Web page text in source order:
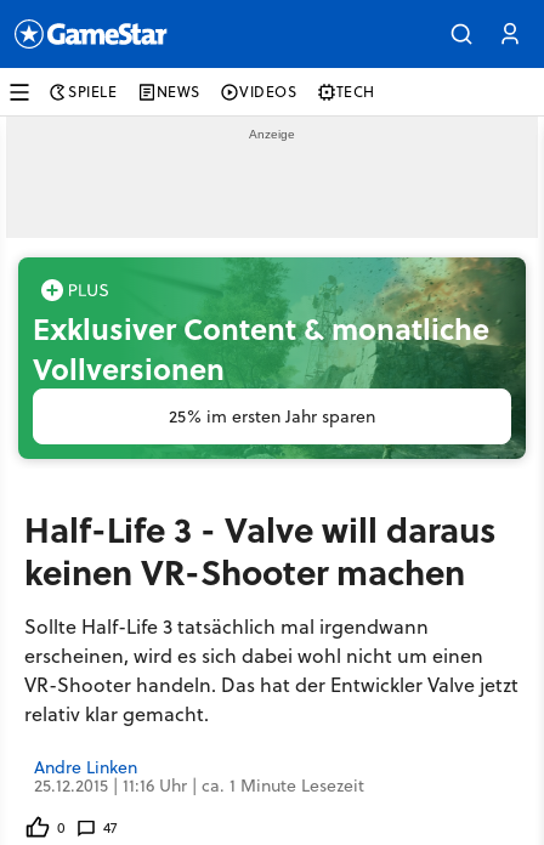
SPIELE NEWS VIDEOS TECH
Exklusiver Content & monatliche
Vollversionen
25% im ersten Jahr sparen
Half-Life 3 - Valve will daraus
keinen VR-Shooter machen
Sollte Half-Life 3 tatsächlich mal irgendwann
erscheinen, wird es sich dabei wohl nicht um einen
VR-Shooter handeln. Das hat der Entwickler Valve jetzt
relativ klar gemacht.
Andre Linken
25.12.2015 | 11:16 Uhr | ca. 1 Minute Lesezeit
0 47